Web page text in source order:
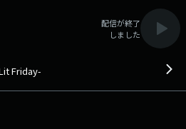
クエストお待ちしています！ - - -
< @RK802LISA > X ハッシュタグ <
ラ ⇒リクエスト・メッセージはコ
ジはコチラ
配信が終了
しました
Friday-